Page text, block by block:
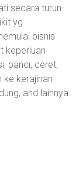
secara turun-
yg
bisnis
keperluan
panci, ceret,
ke kerajinan
and lainnya.